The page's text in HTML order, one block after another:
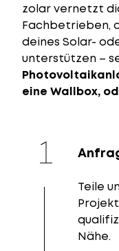
zolar vernetzt
Fachbetrieben,
deines Solar-
unterstützen –
eine Wallbox,
Teile
Nähe.